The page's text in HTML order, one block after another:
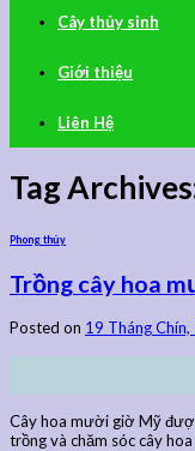
Cây thủy sinh
Giới thiệu
Liên Hệ
Tag
Phong thủy
Trồng cây hoa
Posted on 19 Tháng
Cây hoa mười giờ Mỹ
trồng và chăm sóc cây